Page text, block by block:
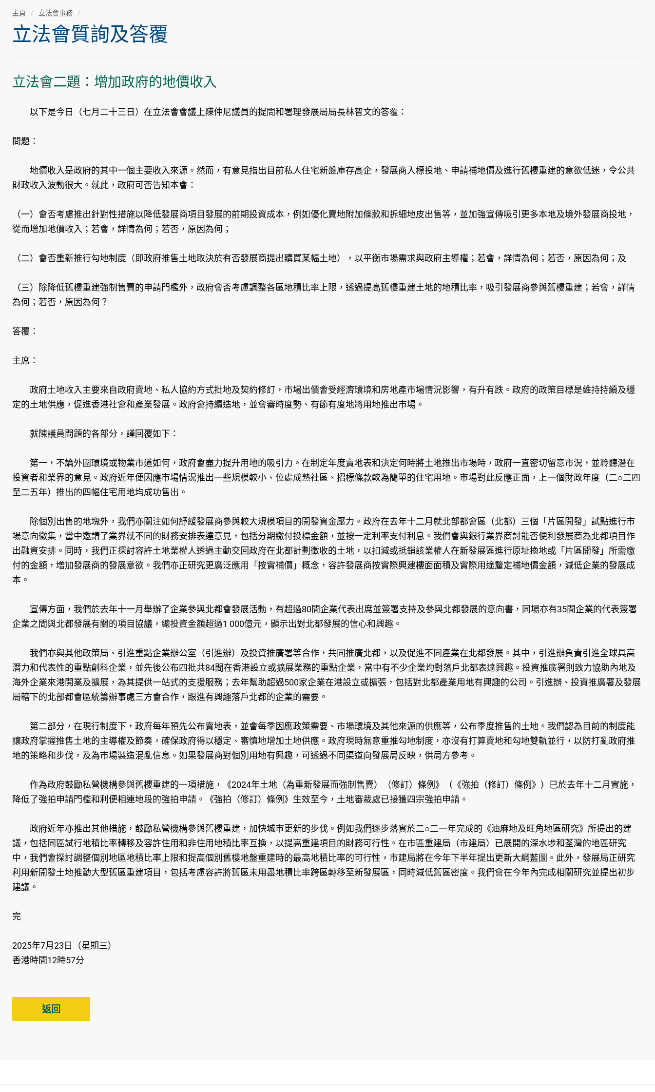
主頁 立法會事務
立法會質詢及答覆
立法會二題：增加政府的地價收入
以下是今日（七月二十三日）在立法會會議上陳仲尼議員的提問和署理發展局局長林智文的答覆：
問題：
地價收入是政府的其中一個主要收入來源。然而，有意見指出目前私人住宅新盤庫存高企，發展商入標投地、申請補地價及進行舊樓重建的意欲低迷，令公共
財政收入波動很大。就此，政府可否告知本會：
（一）會否考慮推出針對性措施以降低發展商項目發展的前期投資成本，例如優化賣地附加條款和拆細地皮出售等，並加強宣傳吸引更多本地及境外發展商投地，
從而增加地價收入；若會，詳情為何；若否，原因為何；
（二）會否重新推行勾地制度（即政府推售土地取決於有否發展商提出購買某幅土地），以平衡市場需求與政府主導權；若會，詳情為何；若否，原因為何；及
（三）除降低舊樓重建強制售賣的申請門檻外，政府會否考慮調整各區地積比率上限，透過提高舊樓重建土地的地積比率，吸引發展商參與舊樓重建；若會，詳情
為何；若否，原因為何？
答覆：
主席：
政府土地收入主要來自政府賣地、私人協約方式批地及契約修訂，市場出價會受經濟環境和房地產市場情況影響，有升有跌。政府的政策目標是維持持續及穩
定的土地供應，促進香港社會和產業發展。政府會持續造地，並會審時度勢、有節有度地將用地推出市場。
就陳議員問題的各部分，謹回覆如下：
第一，不論外圍環境或物業市道如何，政府會盡力提升用地的吸引力。在制定年度賣地表和決定何時將土地推出市場時，政府一直密切留意市況，並聆聽潛在
投資者和業界的意見。政府近年便因應市場情況推出一些規模較小、位處成熟社區、招標條款較為簡單的住宅用地。市場對此反應正面，上一個財政年度（二○二四
至二五年）推出的四幅住宅用地均成功售出。
除個別出售的地塊外，我們亦關注如何紓緩發展商參與較大規模項目的開發資金壓力。政府在去年十二月就北部都會區（北都）三個「片區開發」試點進行市
場意向徵集，當中邀請了業界就不同的財務安排表達意見，包括分期繳付投標金額，並按一定利率支付利息。我們會與銀行業界商討能否便利發展商為北都項目作
出融資安排。同時，我們正探討容許土地業權人透過主動交回政府在北都計劃徵收的土地，以扣減或抵銷該業權人在新發展區進行原址換地或「片區開發」所需繳
付的金額，增加發展商的發展意欲。我們亦正研究更廣泛應用「按實補價」概念，容許發展商按實際興建樓面面積及實際用途釐定補地價金額，減低企業的發展成
本。
宣傳方面，我們於去年十一月舉辦了企業參與北都會發展活動，有超過80間企業代表出席並簽署支持及參與北都發展的意向書，同場亦有35間企業的代表簽署
企業之間與北都發展有關的項目協議，總投資金額超過1 000億元，顯示出對北都發展的信心和興趣。
我們亦與其他政策局、引進重點企業辦公室（引進辦）及投資推廣署等合作，共同推廣北都，以及促進不同產業在北都發展。其中，引進辦負責引進全球具高
潛力和代表性的重點創科企業，並先後公布四批共84間在香港設立或擴展業務的重點企業，當中有不少企業均對落戶北都表達興趣。投資推廣署則致力協助內地及
海外企業來港開業及擴展，為其提供一站式的支援服務；去年幫助超過500家企業在港設立或擴張，包括對北都產業用地有興趣的公司。引進辦、投資推廣署及發展
局轄下的北部都會區統籌辦事處三方會合作，跟進有興趣落戶北都的企業的需要。
第二部分，在現行制度下，政府每年預先公布賣地表，並會每季因應政策需要、市場環境及其他來源的供應等，公布季度推售的土地。我們認為目前的制度能
讓政府掌握推售土地的主導權及節奏，確保政府得以穩定、審慎地增加土地供應。政府現時無意重推勾地制度，亦沒有打算賣地和勾地雙軌並行，以防打亂政府推
地的策略和步伐，及為市場製造混亂信息。如果發展商對個別用地有興趣，可透過不同渠道向發展局反映，供局方參考。
作為政府鼓勵私營機構參與舊樓重建的一項措施，《2024年土地（為重新發展而強制售賣）（修訂）條例》（《強拍（修訂）條例》）已於去年十二月實施，
降低了強拍申請門檻和利便相連地段的強拍申請。《強拍（修訂）條例》生效至今，土地審裁處已接獲四宗強拍申請。
政府近年亦推出其他措施，鼓勵私營機構參與舊樓重建，加快城巿更新的步伐。例如我們逐步落實於二○二一年完成的《油麻地及旺角地區研究》所提出的建
議，包括同區試行地積比率轉移及容許住用和非住用地積比率互換，以提高重建項目的財務可行性。在市區重建局（市建局）已展開的深水埗和荃灣的地區研究
中，我們會探討調整個別地區地積比率上限和提高個別舊樓地盤重建時的最高地積比率的可行性，市建局將在今年下半年提出更新大綱藍圖。此外，發展局正研究
利用新開發土地推動大型舊區重建項目，包括考慮容許將舊區未用盡地積比率跨區轉移至新發展區，同時減低舊區密度。我們會在今年內完成相關研究並提出初步
建議。
完
2025年7月23日（星期三）
香港時間12時57分
返回